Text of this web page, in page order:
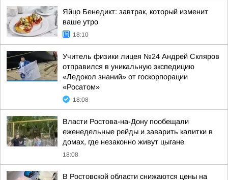
Яйцо Бенедикт: завтрак, который изменит
ваше утро
18:10
Учитель физики лицея №24 Андрей Скляров
отправился в уникальную экспедицию
«Ледокол знаний» от госкорпорации
«Росатом»
18:08
Власти Ростова-на-Дону пообещали
еженедельные рейды и заварить калитки в
домах, где незаконно живут цыгане
18:08
В Ростовской области снижаются цены на